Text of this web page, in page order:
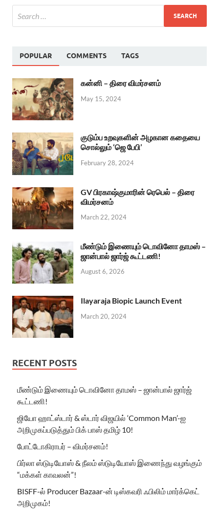
POPULAR COMMENTS TAGS
கன்னி – திரை விமர்சனம்
May 15, 2024
குடும்ப உறவுகளின் அழகான கதையை
சொல்லும் ‘ஜெ பேபி’
February 28, 2024
GV பிரகாஷ்குமாரின் ரெபெல் – திரை
விமர்சனம்
March 22, 2024
மீண்டும் இணையும் டொவினோ தாமஸ் –
ஜான்பால் ஜார்ஜ் கூட்டணி!
August 6, 2026
Ilayaraja Biopic Launch Event
March 20, 2024
RECENT POSTS
மீண்டும் இணையும் டொவினோ தாமஸ் – ஜான்பால் ஜார்ஜ்
கூட்டணி!
ஜியோ ஹாட்ஸ்டார் & ஸ்டார் விஜயில் ‘Common Man’-ஐ
அறிமுகப்படுத்தும் பிக் பாஸ் தமிழ் 10!
போட்டோகிராபர் – விமர்சனம்!
பிர்லா ஸ்டுடியோஸ் & நீலம் ஸ்டுடியோஸ் இணைந்து வழங்கும்
“மக்கள் காவலன்”!
BISFF-ல் Producer Bazaar-ன் டிஸ்கவரி ஃபிலிம் மார்க்கெட்
அறிமுகம்!